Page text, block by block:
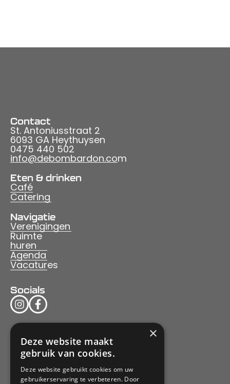
Contact
St. Antoniusstraat 2
6093 GA Heythuysen
0475 440 502
info@debombardon.com
Eten & drinken
Café
Catering
Navigatie
Verenigingen
Ruimte
huren
Agenda
Vacatures
Socials
×
Deze website maakt
gebruik van cookies.
Deze website gebruikt cookies om uw
gebruikerservaring te verbeteren. Door